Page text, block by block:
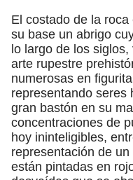
El costado de la
su base un abrigo
lo largo de los
arte rupestre
numerosas en
representando seres
gran bastón en su
concentraciones de
hoy ininteligibles,
representación de
están pintadas en